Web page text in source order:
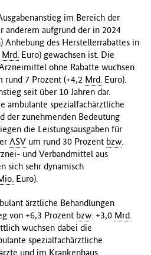
im Bereich der
aufgrund der in 2024
Anhebung des Herstellerrabattes in
Mrd. Euro) gewachsen ist. Die
ohne Rabatte wuchsen
rund 7 Prozent (+4,2 Mrd. Euro).
seit über 10 Jahren dar.
ambulante spezialfachärztliche
der zunehmenden Bedeutung
die Leistungsausgaben für
ASV um rund 30 Prozent bzw.
und Verbandmittel aus
sich sehr dynamisch
Euro).
ärztliche Behandlungen
von +6,3 Prozent bzw. +3,0 Mrd.
wuchsen dabei die
spezialfachärztliche
und im Krankenhaus